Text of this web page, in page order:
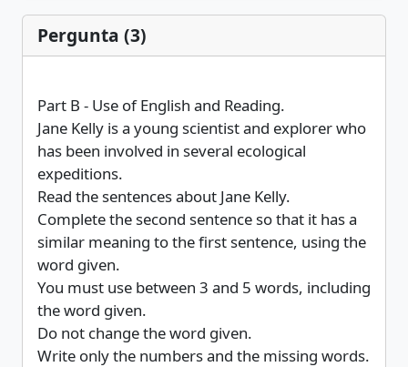
Pergunta (3)
Part B - Use of English and Reading.
Jane Kelly is a young scientist and explorer who
has been involved in several ecological
expeditions.
Read the sentences about Jane Kelly.
Complete the second sentence so that it has a
similar meaning to the first sentence, using the
word given.
You must use between 3 and 5 words, including
the word given.
Do not change the word given.
Write only the numbers and the missing words.